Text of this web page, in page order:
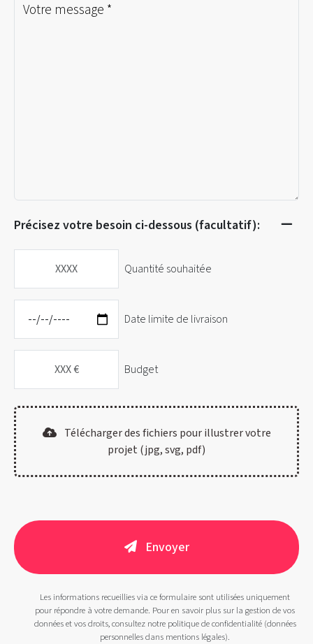
Précisez votre besoin ci-dessous (facultatif):
Quantité souhaitée
Date limite de livraison
Budget
projet (jpg, svg, pdf)
Envoyer
Les informations recueillies via ce formulaire sont utilisées uniquement
pour répondre à votre demande. Pour en savoir plus sur la gestion de vos
données et vos droits, consultez notre politique de confidentialité (données
personnelles dans mentions légales).